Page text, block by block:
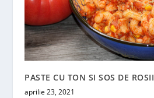
PASTE CU TON SI SOS DE ROSII
aprilie 23, 2021